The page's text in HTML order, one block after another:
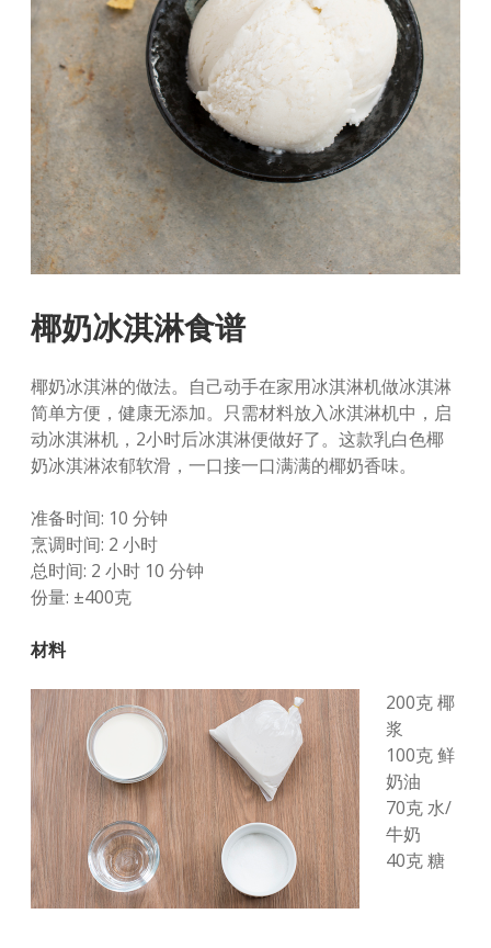
椰奶冰淇淋食谱
椰奶冰淇淋的做法。自己动手在家用冰淇淋机做冰淇淋
简单方便，健康无添加。只需材料放入冰淇淋机中，启
动冰淇淋机，2小时后冰淇淋便做好了。这款乳白色椰
奶冰淇淋浓郁软滑，一口接一口满满的椰奶香味。
准备时间: 10 分钟
烹调时间: 2 小时
总时间: 2 小时 10 分钟
份量: ±400克
材料
200克 椰
浆
100克 鲜
奶油
70克 水/
牛奶
40克 糖